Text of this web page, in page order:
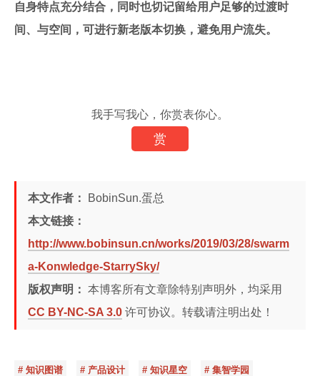
自身特点充分结合，同时也切记留给用户足够的过渡时
间、与空间，可进行新老版本切换，避免用户流失。
我手写我心，你赏表你心。
赏
本文作者：
BobinSun.蛋总
本文链接：
http://www.bobinsun.cn/works/2019/03/28/swarm
a-Konwledge-StarrySky/
版权声明： 本博客所有文章除特别声明外，均采用
CC BY-NC-SA 3.0 许可协议。转载请注明出处！
# 知识图谱 # 产品设计 # 知识星空 # 集智学园